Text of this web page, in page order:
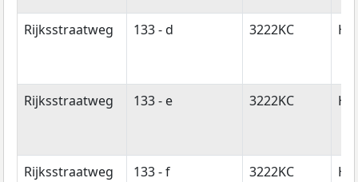
Rijksstraatweg 133 - d 3222KC
Rijksstraatweg 133 - e 3222KC
Rijksstraatweg 133 - f 3222KC